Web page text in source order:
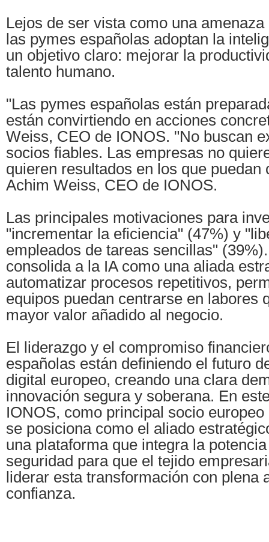
Lejos de ser vista como una
las pymes españolas adoptan la
un objetivo claro: mejorar la
talento humano.
"Las pymes españolas están
están convirtiendo en acciones
Weiss, CEO de IONOS. "No buscan
socios fiables. Las empresas no
quieren resultados en los que puedan
Achim Weiss, CEO de IONOS.
Las principales motivaciones para
"incrementar la eficiencia" (47%) y
empleados de tareas sencillas"
consolida a la IA como una aliada
automatizar procesos repetitivos,
equipos puedan centrarse en labores
mayor valor añadido al negocio.
El liderazgo y el compromiso
españolas están definiendo el futuro
digital europeo, creando una clara
innovación segura y soberana. En
IONOS, como principal socio
se posiciona como el aliado
una plataforma que integra la
seguridad para que el tejido
liderar esta transformación con plena
confianza.